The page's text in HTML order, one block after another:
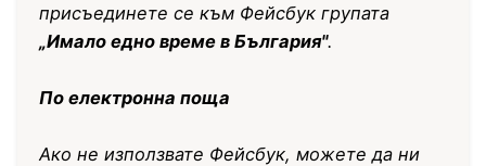
присъединете се към Фейсбук групата
„Имало едно време в България".
По електронна поща
Ако не използвате Фейсбук, можете да ни